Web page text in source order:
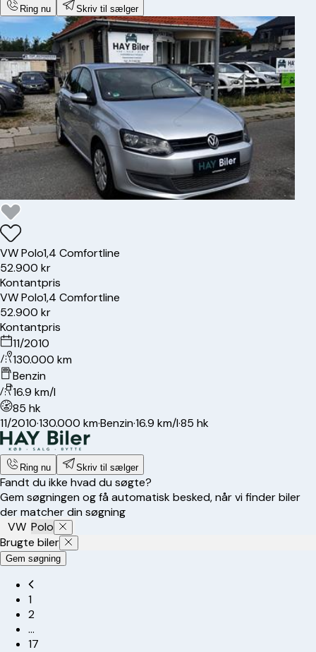
Ring nu Skriv til sælger
VWPolo1,4 Comfortline
52.900 kr
Kontantpris
VWPolo1,4 Comfortline
52.900 kr
Kontantpris
11/2010
130.000 km
Benzin
16.9 km/l
85 hk
11/2010·130.000 km·Benzin·16.9 km/l·85 hk
Ring nu Skriv til sælger
Fandt du ikke hvad du søgte?
Gem søgningen og få automatisk besked, når vi finder biler
der matcher din søgning
VW Polo
Brugte biler
Gem søgning
1
2
…
17